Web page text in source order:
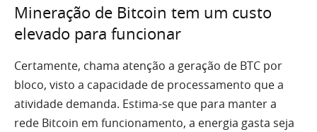
Mineração de Bitcoin tem um custo
elevado para funcionar
Certamente, chama atenção a geração de BTC por
bloco, visto a capacidade de processamento que a
atividade demanda. Estima-se que para manter a
rede Bitcoin em funcionamento, a energia gasta seja